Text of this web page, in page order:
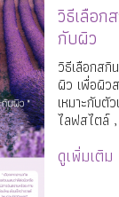
วิธีเลือก
กับผิว
วิธีเลือกสกิ
ผิว เพื่อผิว
เหมาะกับตั
ไลฟสไตล์
ดูเพิ่มเติม